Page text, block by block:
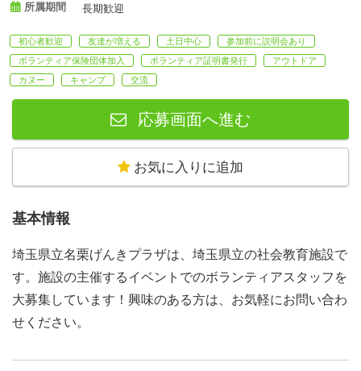
所属期間
長期歓迎
初心者歓迎 友達が増える 土日中心
参加前に説明会あり
ボランティア保険団体加入
ボランティア証明書発行
アウトドア
カヌー
キャンプ 交流
応募画面へ進む
お気に入りに追加
基本情報
埼玉県立名栗げんきプラザは、埼玉県立の社会教育施設で
す。施設の主催するイベントでのボランティアスタッフを
大募集しています！興味のある方は、お気軽にお問い合わ
せください。